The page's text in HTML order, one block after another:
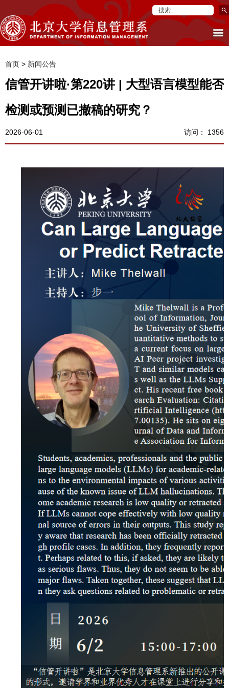
首页 > 新闻公告
信管开讲啦·第220讲 | 大型语言模型能否
检测或预测已撤稿的研究？
2026-06-01 访问： 1356